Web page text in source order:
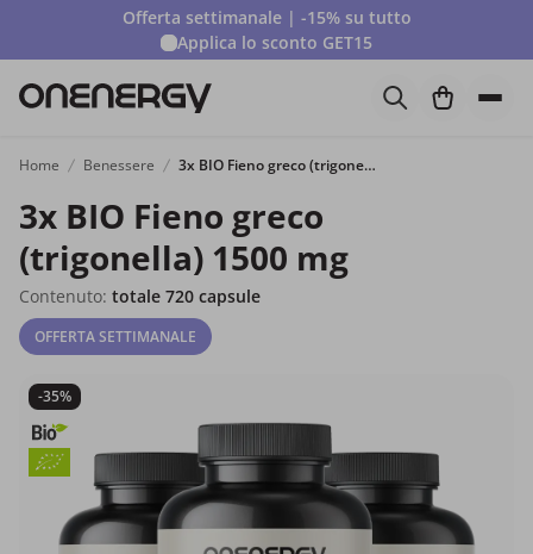
Offerta settimanale | -15% su tutto
Applica lo sconto GET15
Home Benessere 3x BIO Fieno greco (trigonella) 1500 mg
3x BIO Fieno greco
(trigonella) 1500 mg
Contenuto: totale 720 capsule
OFFERTA SETTIMANALE
-35%